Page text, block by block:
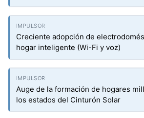
Creciente adopción de
hogar inteligente (Wi-Fi y voz)
Auge de la formación de hogares
los estados del Cinturón Solar